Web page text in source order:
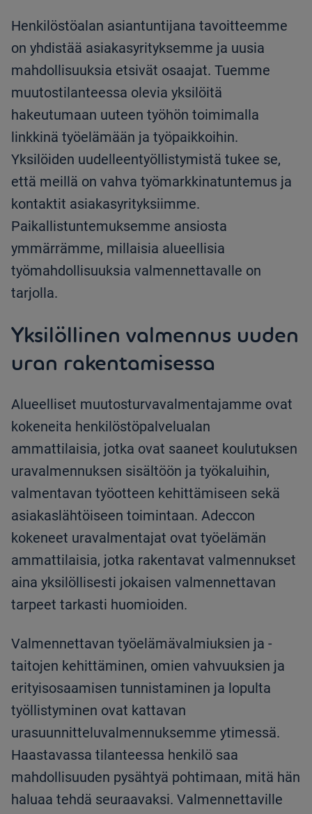
Henkilöstöalan asiantuntijana tavoitteemme
on yhdistää asiakasyrityksemme ja uusia
mahdollisuuksia etsivät osaajat. Tuemme
muutostilanteessa olevia yksilöitä
hakeutumaan uuteen työhön toimimalla
linkkinä työelämään ja työpaikkoihin.
Yksilöiden uudelleentyöllistymistä tukee se,
että meillä on vahva työmarkkinatuntemus ja
kontaktit asiakasyrityksiimme.
Paikallistuntemuksemme ansiosta
ymmärrämme, millaisia alueellisia
työmahdollisuuksia valmennettavalle on
tarjolla.
Yksilöllinen valmennus uuden
uran rakentamisessa
Alueelliset muutosturvavalmentajamme ovat
kokeneita henkilöstöpalvelualan
ammattilaisia, jotka ovat saaneet koulutuksen
uravalmennuksen sisältöön ja työkaluihin,
valmentavan työotteen kehittämiseen sekä
asiakaslähtöiseen toimintaan. Adeccon
kokeneet uravalmentajat ovat työelämän
ammattilaisia, jotka rakentavat valmennukset
aina yksilöllisesti jokaisen valmennettavan
tarpeet tarkasti huomioiden.
Valmennettavan työelämävalmiuksien ja -
taitojen kehittäminen, omien vahvuuksien ja
erityisosaamisen tunnistaminen ja lopulta
työllistyminen ovat kattavan
urasuunnitteluvalmennuksemme ytimessä.
Haastavassa tilanteessa henkilö saa
mahdollisuuden pysähtyä pohtimaan, mitä hän
haluaa tehdä seuraavaksi. Valmennettaville